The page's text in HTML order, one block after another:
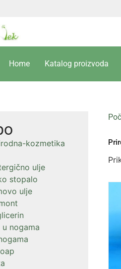
Home Katalog proizvoda
kozmetika
ulje
stopalo
ulje
nogama